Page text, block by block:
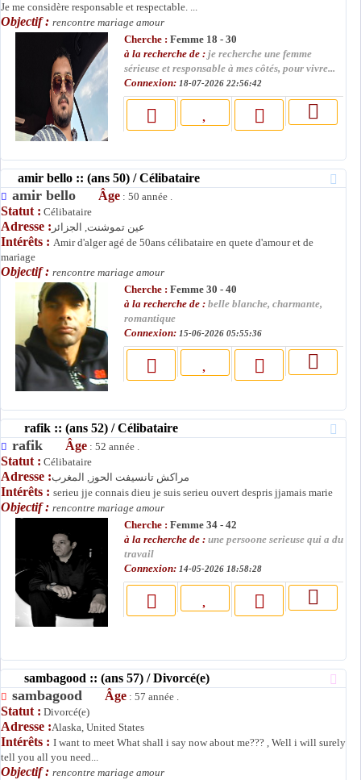
Je me considère responsable et respectable. ...
Objectif : rencontre mariage amour
Cherche : Femme 18 - 30
à la recherche de : je recherche une femme
sérieuse et responsable à mes côtés, pour vivre...
Connexion: 18-07-2026 22:56:42
amir bello :: (ans 50) / Célibataire
amir bello Âge : 50 année .
Statut : Célibataire
Adresse : عين تموشنت, الجزائر
Intérêts : Amir d'alger agé de 50ans célibataire en quete d'amour et de
mariage
Objectif : rencontre mariage amour
Cherche : Femme 30 - 40
à la recherche de : belle blanche, charmante,
romantique
Connexion: 15-06-2026 05:55:36
rafik :: (ans 52) / Célibataire
rafik Âge : 52 année .
Statut : Célibataire
Adresse :مراكش تانسيفت الحوز, المغرب
Intérêts : serieu jje connais dieu je suis serieu ouvert despris jjamais marie
Objectif : rencontre mariage amour
Cherche : Femme 34 - 42
à la recherche de : une persoone serieuse qui a du
travail
Connexion: 14-05-2026 18:58:28
sambagood :: (ans 57) / Divorcé(e)
sambagood Âge : 57 année .
Statut : Divorcé(e)
Adresse :Alaska, United States
Intérêts : I want to meet What shall i say now about me??? , Well i will surely
tell you all you need...
Objectif : rencontre mariage amour